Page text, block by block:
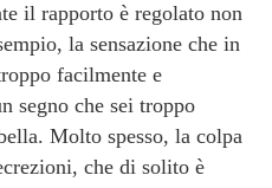
il rapporto è regolato non
la sensazione che in
facilmente e
segno che sei troppo
Molto spesso, la colpa
che di solito è